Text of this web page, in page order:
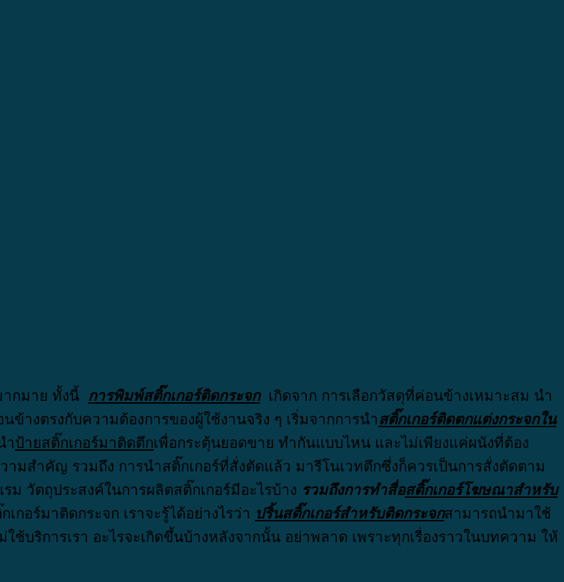
ากมาย ทั้งนี้ การพิมพ์สติ๊กเกอร์ติดกระจก เกิดจาก การเลือกวัสดุที่ค่อนข้างเหมาะสม นำ
างตรงกับความต้องการของผู้ใช้งานจริง ๆ เริ่มจากการนำสติ๊กเกอร์ติดตกแต่งกระจกใน
ำป้ายสติ๊กเกอร์มาติดตึกเพื่อกระตุ้นยอดขาย ทำกันแบบไหน และไม่เพียงแค่ผนังที่ต้อง
มสำคัญ รวมถึง การนำสติ๊กเกอร์ที่สั่งตัดแล้ว มารีโนเวทตึกซึ่งก็ควรเป็นการสั่งตัดตาม
ม วัตถุประสงค์ในการผลิตสติ๊กเกอร์มีอะไรบ้าง รวมถึงการทำสื่อสติ๊กเกอร์โฆษณาสำหรับ
อร์มาติดกระจก เราจะรู้ได้อย่างไรว่า ปริ้นสติ๊กเกอร์สำหรับติดกระจกสามารถนำมาใช้
บริการเรา อะไรจะเกิดขึ้นบ้างหลังจากนั้น อย่าพลาด เพราะทุกเรื่องราวในบทความ ให้